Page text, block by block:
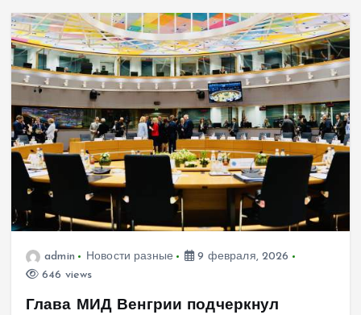
admin Новости разные
9 февраля, 2026
646 views
Глава МИД Венгрии подчеркнул